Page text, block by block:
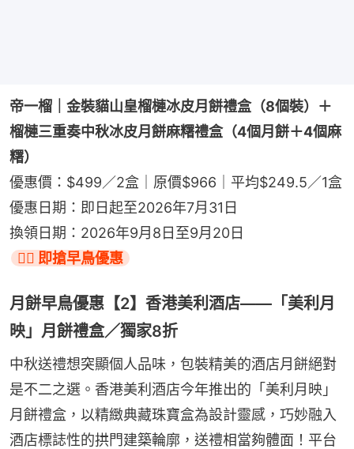
帝一榴｜金裝貓山皇榴槤冰皮月餅禮盒（8個裝）＋
榴槤三重奏中秋冰皮月餅麻糬禮盒（4個月餅＋4個麻
糬）
優惠價：$499／2盒｜原價$966｜平均$249.5／1盒
優惠日期：即日起至2026年7月31日
換領日期：2026年9月8日至9月20日
👉🏻 即搶早鳥優惠
月餅早鳥優惠【2】香港美利酒店——「美利月
映」月餅禮盒／獨家8折
中秋送禮想突顯個人品味，包裝精美的酒店月餅絕對
是不二之選。香港美利酒店今年推出的「美利月映」
月餅禮盒，以精緻典藏珠寶盒為設計靈感，巧妙融入
酒店標誌性的拱門建築輪廓，送禮相當夠體面！平台